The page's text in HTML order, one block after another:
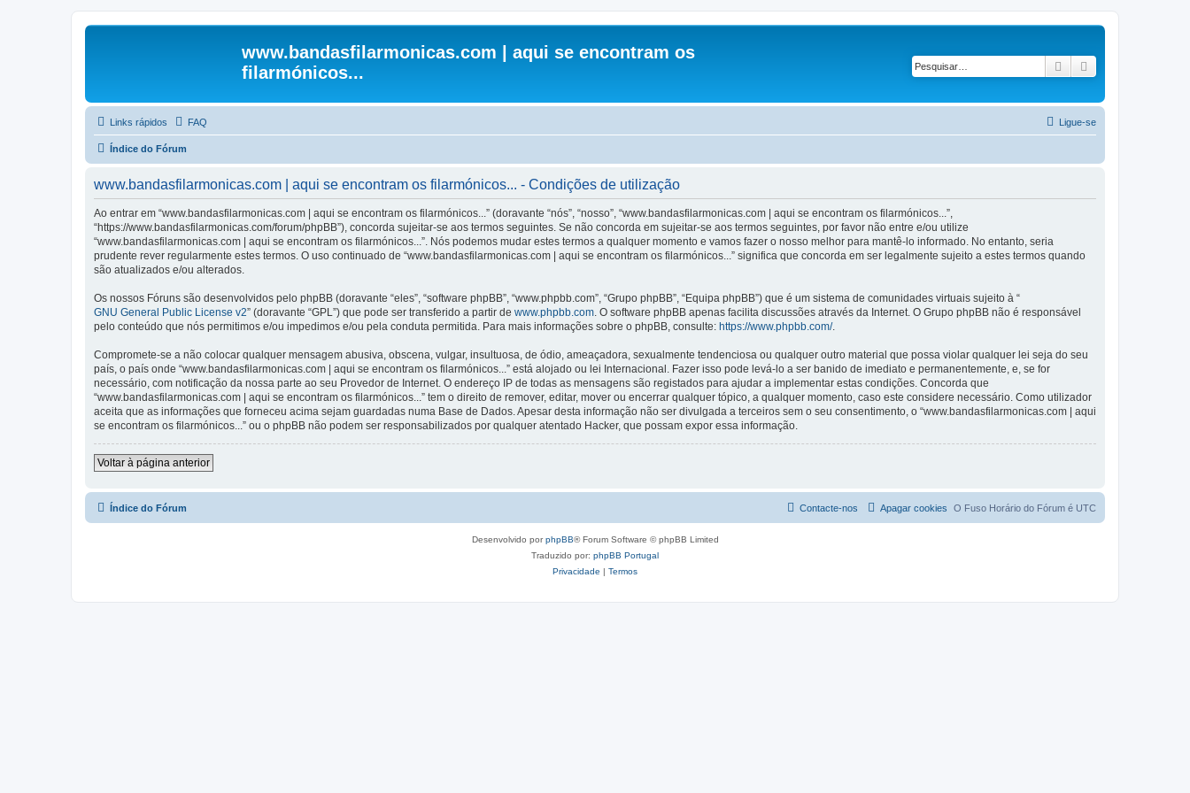
www.bandasfilarmonicas.com | aqui se encontram os
filarmónicos...
Pesquisar
Links rápidos FAQ Ligue-se
Índice do Fórum
www.bandasfilarmonicas.com | aqui se encontram os filarmónicos... - Condições de utilização
Ao entrar em “www.bandasfilarmonicas.com | aqui se encontram os filarmónicos...” (doravante “nós”, “nosso”, “www.bandasfilarmonicas.com | aqui se encontram os filarmónicos...”,
“https://www.bandasfilarmonicas.com/forum/phpBB”), concorda sujeitar-se aos termos seguintes. Se não concorda em sujeitar-se aos termos seguintes, por favor não entre e/ou utilize
“www.bandasfilarmonicas.com | aqui se encontram os filarmónicos...”. Nós podemos mudar estes termos a qualquer momento e vamos fazer o nosso melhor para mantê-lo informado. No entanto, seria
prudente rever regularmente estes termos. O uso continuado de “www.bandasfilarmonicas.com | aqui se encontram os filarmónicos...” significa que concorda em ser legalmente sujeito a estes termos quando
são atualizados e/ou alterados.
Os nossos Fóruns são desenvolvidos pelo phpBB (doravante “eles”, “software phpBB”, “www.phpbb.com”, “Grupo phpBB”, “Equipa phpBB”) que é um sistema de comunidades virtuais sujeito à “
GNU General Public License v2” (doravante “GPL”) que pode ser transferido a partir de www.phpbb.com . O software phpBB apenas facilita discussões através da Internet. O Grupo phpBB não é responsável
pelo conteúdo que nós permitimos e/ou impedimos e/ou pela conduta permitida. Para mais informações sobre o phpBB, consulte: https://www.phpbb.com/.
Compromete-se a não colocar qualquer mensagem abusiva, obscena, vulgar, insultuosa, de ódio, ameaçadora, sexualmente tendenciosa ou qualquer outro material que possa violar qualquer lei seja do seu
país, o país onde “www.bandasfilarmonicas.com | aqui se encontram os filarmónicos...” está alojado ou lei Internacional. Fazer isso pode levá-lo a ser banido de imediato e permanentemente, e, se for
necessário, com notificação da nossa parte ao seu Provedor de Internet. O endereço IP de todas as mensagens são registados para ajudar a implementar estas condições. Concorda que
“www.bandasfilarmonicas.com | aqui se encontram os filarmónicos...” tem o direito de remover, editar, mover ou encerrar qualquer tópico, a qualquer momento, caso este considere necessário. Como utilizador
aceita que as informações que forneceu acima sejam guardadas numa Base de Dados. Apesar desta informação não ser divulgada a terceiros sem o seu consentimento, o “www.bandasfilarmonicas.com | aqui
se encontram os filarmónicos...” ou o phpBB não podem ser responsabilizados por qualquer atentado Hacker, que possam expor essa informação.
Voltar à página anterior
Índice do Fórum O Fuso Horário do Fórum é UTC
Apagar cookies
Contacte-nos
Desenvolvido porphpBB® Forum Software © phpBB Limited
Traduzido por: phpBB Portugal
Privacidade | Termos